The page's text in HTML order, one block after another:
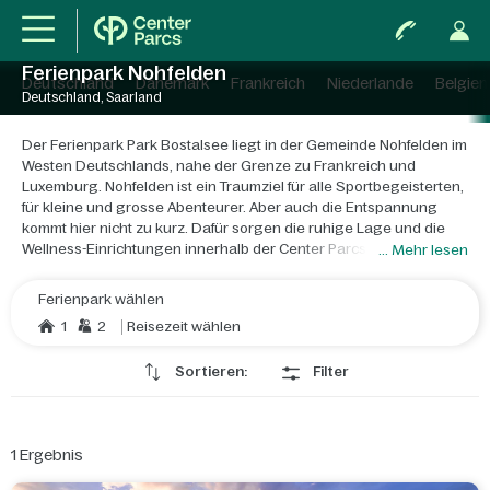
Deutschland Dänemark Frankreich Niederlande Belgien
Ferienpark Nohfelden
Deutschland, Saarland
Der Ferienpark Park Bostalsee liegt in der Gemeinde Nohfelden im
Westen Deutschlands, nahe der Grenze zu Frankreich und
Luxemburg. Nohfelden ist ein Traumziel für alle Sportbegeisterten,
für kleine und grosse Abenteurer. Aber auch die Entspannung
kommt hier nicht zu kurz. Dafür sorgen die ruhige Lage und die
Wellness-Einrichtungen innerhalb der Center Parcs-Anlage. Park
Hügellandschaft und ist damit der ideale Ausgangspunkt für
sportliche Aktivitäten während Ihrer Ferien im Saarland. Es gibt
Natur, soweit das Auge reicht. Die üppige Landschaft lässt sich
der Nähe von Nohfelden befinden sich das Luftfahrtmuseum
Otzenhausen sowie für das nahegelegene Trier und die
... Mehr lesen
Ferienpark wählen
1
2 Reisezeit wählen
Sortieren: Filter
1 Ergebnis